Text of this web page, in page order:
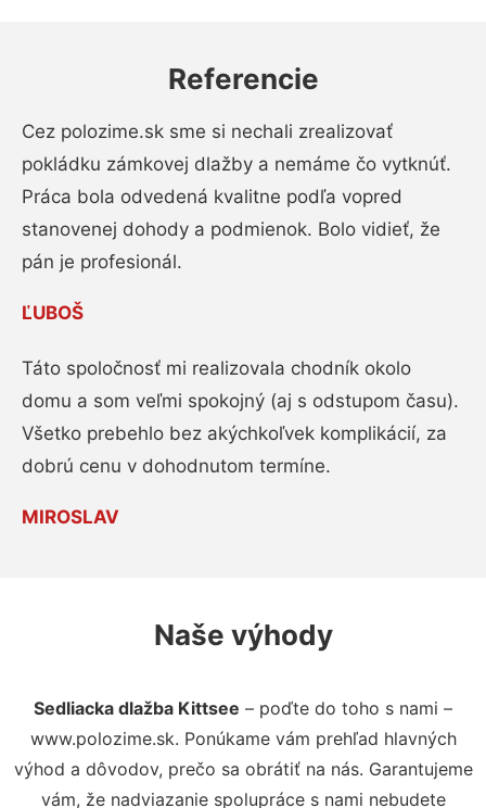
Referencie
Cez polozime.sk sme si nechali zrealizovať
pokládku zámkovej dlažby a nemáme čo vytknúť.
Práca bola odvedená kvalitne podľa vopred
stanovenej dohody a podmienok. Bolo vidieť, že
pán je profesionál.
ĽUBOŠ
Táto spoločnosť mi realizovala chodník okolo
domu a som veľmi spokojný (aj s odstupom času).
Všetko prebehlo bez akýchkoľvek komplikácií, za
dobrú cenu v dohodnutom termíne.
MIROSLAV
Naše výhody
Sedliacka dlažba Kittsee – poďte do toho s nami –
www.polozime.sk. Ponúkame vám prehľad hlavných
výhod a dôvodov, prečo sa obrátiť na nás. Garantujeme
vám, že nadviazanie spolupráce s nami nebudete